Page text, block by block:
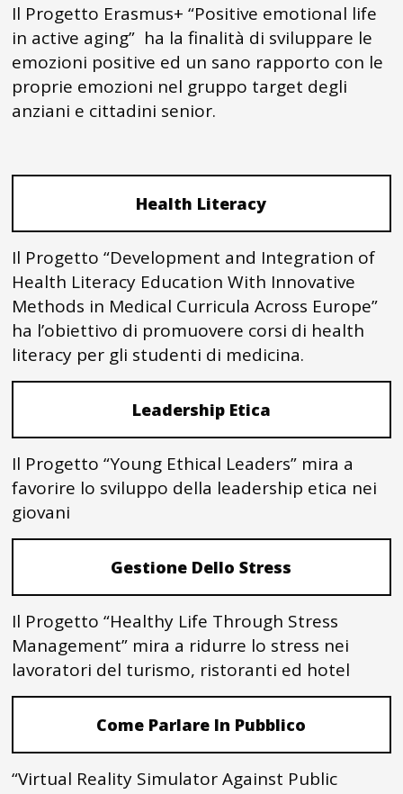
Il Progetto Erasmus+ “Positive emotional life
in active aging” ha la finalità di sviluppare le
emozioni positive ed un sano rapporto con le
proprie emozioni nel gruppo target degli
anziani e cittadini senior.
Health Literacy
Il Progetto “Development and Integration of
Health Literacy Education With Innovative
Methods in Medical Curricula Across Europe”
ha l’obiettivo di promuovere corsi di health
literacy per gli studenti di medicina.
Leadership Etica
Il Progetto “Young Ethical Leaders” mira a
favorire lo sviluppo della leadership etica nei
giovani
Gestione Dello Stress
Il Progetto “Healthy Life Through Stress
Management” mira a ridurre lo stress nei
lavoratori del turismo, ristoranti ed hotel
Come Parlare In Pubblico
“Virtual Reality Simulator Against Public